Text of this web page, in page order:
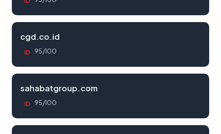
cgd.co.id
ID 95/100
sahabatgroup.com
ID 95/100